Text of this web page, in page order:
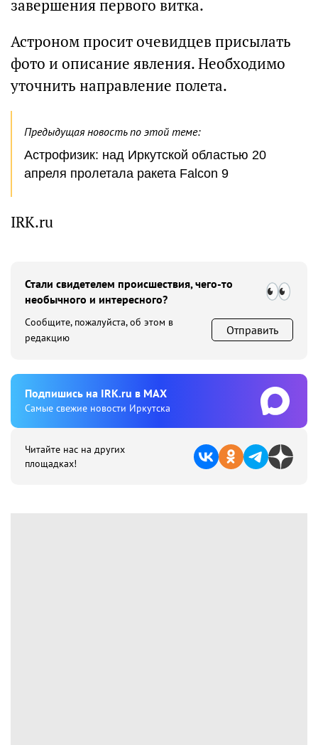
завершения первого витка.
Астроном просит очевидцев присылать
фото и описание явления. Необходимо
уточнить направление полета.
Предыдущая новость по этой теме:
Астрофизик: над Иркутской областью 20
апреля пролетала ракета Falcon 9
IRK.ru
Стали свидетелем происшествия, чего-то
необычного и интересного?
Сообщите, пожалуйста, об этом в
редакцию
Отправить
Подпишиcь на IRK.ru в MAX
Cамые свежие новости Иркутска
Читайте нас на других
площадках!